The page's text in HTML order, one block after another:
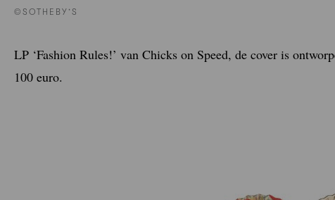
©SOTHEBY’S
LP ‘Fashion Rules!’ van Chicks on Speed, de cover is
100 euro.